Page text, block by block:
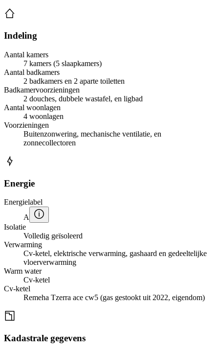
Indeling
Aantal kamers
7 kamers (5 slaapkamers)
Aantal badkamers
2 badkamers en 2 aparte toiletten
Badkamervoorzieningen
2 douches, dubbele wastafel, en ligbad
Aantal woonlagen
4 woonlagen
Voorzieningen
Buitenzonwering, mechanische ventilatie, en
zonnecollectoren
Energie
Energielabel
A
Isolatie
Volledig geïsoleerd
Verwarming
Cv-ketel, elektrische verwarming, gashaard en gedeeltelijke
vloerverwarming
Warm water
Cv-ketel
Cv-ketel
Remeha Tzerra ace cw5 (gas gestookt uit 2022, eigendom)
Kadastrale gegevens